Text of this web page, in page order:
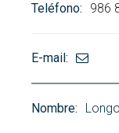
986